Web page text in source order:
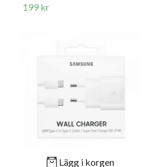
199 kr
Lägg i korgen